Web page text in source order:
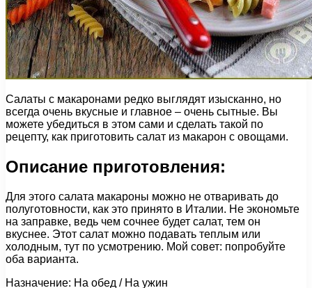
Салаты с макаронами редко выглядят изысканно, но
всегда очень вкусные и главное – очень сытные. Вы
можете убедиться в этом сами и сделать такой по
рецепту, как приготовить салат из макарон с овощами.
Описание приготовления:
Для этого салата макароны можно не отваривать до
полуготовности, как это принято в Италии. Не экономьте
на заправке, ведь чем сочнее будет салат, тем он
вкуснее. Этот салат можно подавать теплым или
холодным, тут по усмотрению. Мой совет: попробуйте
оба варианта.
Назначение: На обед / На ужин